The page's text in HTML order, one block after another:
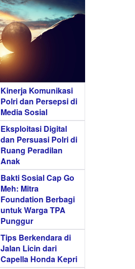
Kinerja Komunikasi
Polri dan Persepsi di
Media Sosial
Eksploitasi Digital
dan Persuasi Polri di
Ruang Peradilan
Anak
Bakti Sosial Cap Go
Meh: Mitra
Foundation Berbagi
untuk Warga TPA
Punggur
Tips Berkendara di
Jalan Licin dari
Capella Honda Kepri